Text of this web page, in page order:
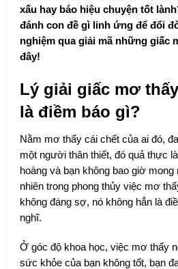
xấu hay báo hiệu chuyện tốt
đánh con đề gì linh ứng để đổi
nghiệm qua giải mã những
đây!
Lý giải giấc mơ
là điềm báo gì?
Nằm mơ thấy cái chết của ai đó,
một người thân thiết, đó quả thực
hoàng và bạn không bao giờ
nhiên trong phong thủy việc mơ
không đáng sợ, nó không hẳn là
nghĩ.
Ở góc độ khoa học, việc mơ thấy
sức khỏe của bạn không tốt, bạn